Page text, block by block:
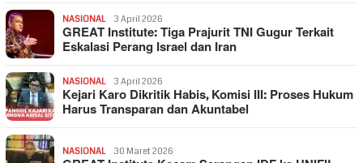
NASIONAL 3 April 2026
GREAT Institute: Tiga Prajurit TNI Gugur Terkait
Eskalasi Perang Israel dan Iran
NASIONAL 3 April 2026
Kejari Karo Dikritik Habis, Komisi III: Proses Hukum
Harus Transparan dan Akuntabel
NASIONAL 30 Maret 2026